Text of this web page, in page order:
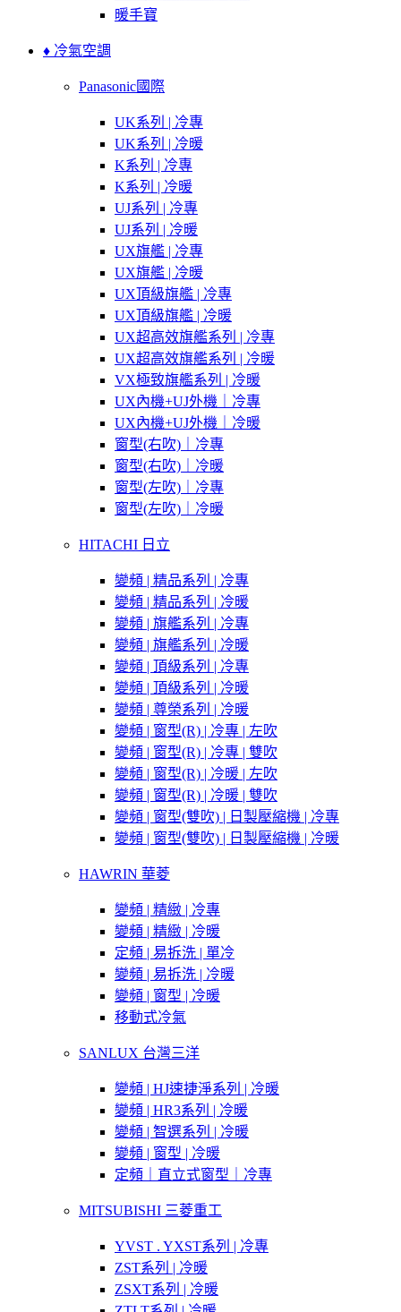
暖手寶
♦ 冷氣空調
Panasonic國際
UK系列 | 冷專
UK系列 | 冷暖
K系列 | 冷專
K系列 | 冷暖
UJ系列 | 冷專
UJ系列 | 冷暖
UX旗艦 | 冷專
UX旗艦 | 冷暖
UX頂級旗艦 | 冷專
UX頂級旗艦 | 冷暖
UX超高效旗艦系列 | 冷專
UX超高效旗艦系列 | 冷暖
VX極致旗艦系列 | 冷暖
UX內機+UJ外機｜冷專
UX內機+UJ外機｜冷暖
窗型(右吹)｜冷專
窗型(右吹)｜冷暖
窗型(左吹)｜冷專
窗型(左吹)｜冷暖
HITACHI 日立
變頻 | 精品系列 | 冷專
變頻 | 精品系列 | 冷暖
變頻 | 旗艦系列 | 冷專
變頻 | 旗艦系列 | 冷暖
變頻 | 頂級系列 | 冷專
變頻 | 頂級系列 | 冷暖
變頻 | 尊榮系列 | 冷暖
變頻 | 窗型(R) | 冷專 | 左吹
變頻 | 窗型(R) | 冷專 | 雙吹
變頻 | 窗型(R) | 冷暖 | 左吹
變頻 | 窗型(R) | 冷暖 | 雙吹
變頻 | 窗型(雙吹) | 日製壓縮機 | 冷專
變頻 | 窗型(雙吹) | 日製壓縮機 | 冷暖
HAWRIN 華菱
變頻 | 精緻 | 冷專
變頻 | 精緻 | 冷暖
定頻 | 易拆洗 | 單冷
變頻 | 易拆洗 | 冷暖
變頻 | 窗型 | 冷暖
移動式冷氣
SANLUX 台灣三洋
變頻 | HJ速捷淨系列 | 冷暖
變頻 | HR3系列 | 冷暖
變頻 | 智選系列 | 冷暖
變頻 | 窗型 | 冷暖
定頻｜直立式窗型｜冷專
MITSUBISHI 三菱重工
YVST . YXST系列 | 冷專
ZST系列 | 冷暖
ZSXT系列 | 冷暖